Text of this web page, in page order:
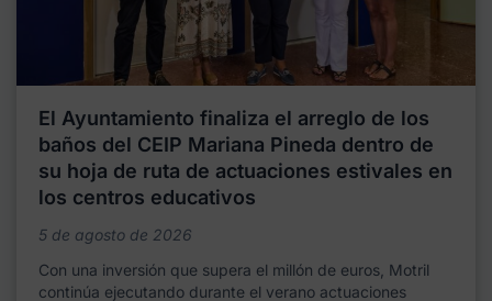
El Ayuntamiento finaliza el arreglo de los
baños del CEIP Mariana Pineda dentro de
su hoja de ruta de actuaciones estivales en
los centros educativos
5 de agosto de 2026
Con una inversión que supera el millón de euros, Motril
continúa ejecutando durante el verano actuaciones